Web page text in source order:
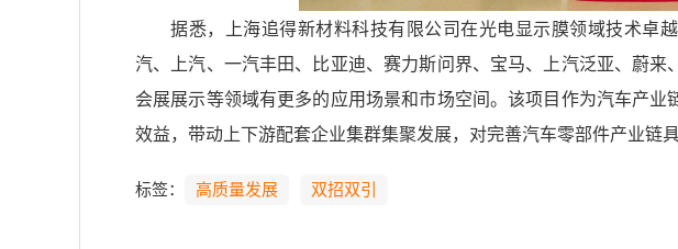
据悉，上海追得新材料科技有限公司在光电显示膜领域技术卓
汽、上汽、一汽丰田、比亚迪、赛力斯问界、宝马、上汽泛亚、蔚
会展展示等领域有更多的应用场景和市场空间。该项目作为汽车产
效益，带动上下游配套企业集群集聚发展，对完善汽车零部件产业链
标签： 高质量发展 双招双引